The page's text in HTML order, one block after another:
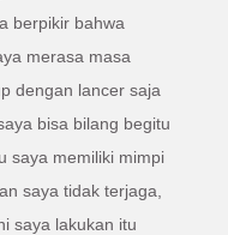
berpikir bahwa
merasa masa
dengan lancer saja
bisa bilang begitu
saya memiliki mimpi
saya tidak terjaga,
saya lakukan itu